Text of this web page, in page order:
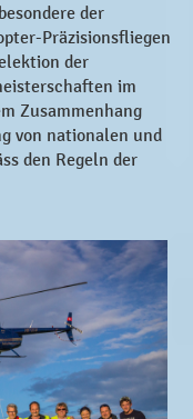
der
Präzisionsfliegen
der
im
Zusammenhang
von nationalen und
den Regeln der